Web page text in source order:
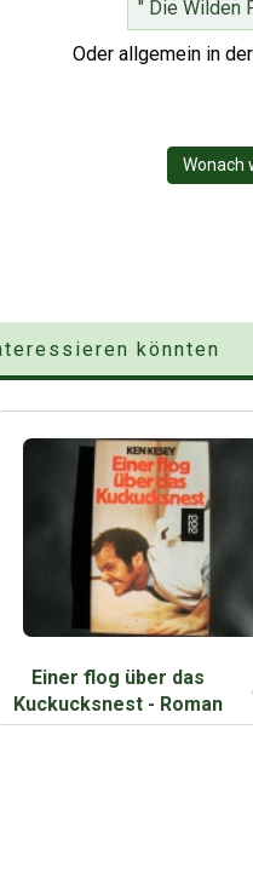
" Die Wilden
Oder allgemein in
Wonach
könnten
Einer flog über das
Kuckucksnest - Roman